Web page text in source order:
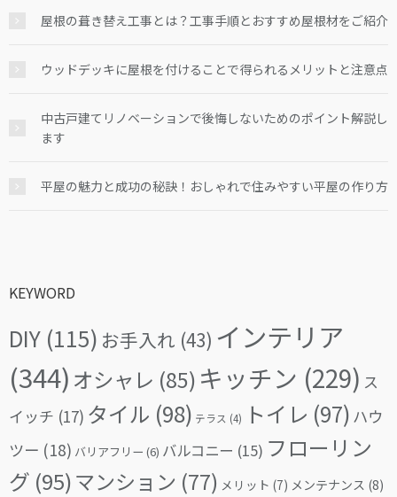
屋根の葺き替え工事とは？工事手順とおすすめ屋根材をご紹介
ウッドデッキに屋根を付けることで得られるメリットと注意点
中古戸建てリノベーションで後悔しないためのポイント解説し
ます
平屋の魅力と成功の秘訣！おしゃれで住みやすい平屋の作り方
KEYWORD
DIY (115) お手入れ (43) インテリア
(344) オシャレ (85) キッチン (229) ス
イッチ (17) タイル (98) テラス (4) トイレ (97) ハウ
ツー (18) バリアフリー (6) バルコニー (15) フローリン
グ (95)マンション (77) メリット (7) メンテナンス (8)